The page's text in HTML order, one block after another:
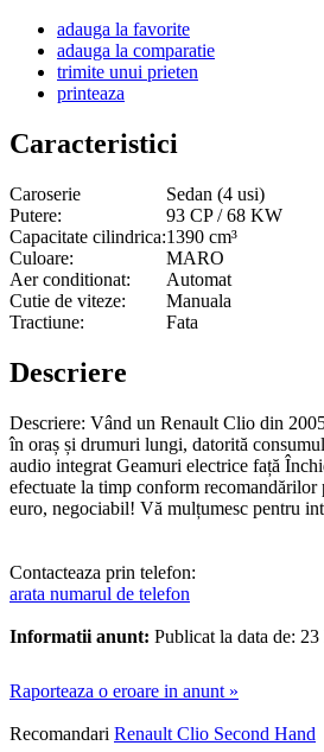
adauga la favorite
adauga la comparatie
trimite unui prieten
printeaza
Caracteristici
Caroserie
Sedan (4 usi)
Putere:
93 CP / 68 KW
Capacitate cilindrica:1390 cm³
Culoare:
MARO
Aer conditionat:
Automat
Cutie de viteze:
Manuala
Tractiune:
Fata
Descriere
Descriere: Vând un Renault Clio din
în oraș și drumuri lungi, datorită
audio integrat Geamuri electrice față
efectuate la timp conform
euro, negociabil! Vă mulțumesc pentru
Contacteaza prin telefon:
arata numarul de telefon
Informatii anunt: Publicat la data de:
Raporteaza o eroare in anunt »
Recomandari Renault Clio Second Hand